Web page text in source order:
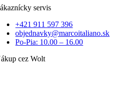
servis
+421 911 597 396
objednavky@marcoitaliano.sk
Po-Pia: 10.00 – 16.00
cez Wolt